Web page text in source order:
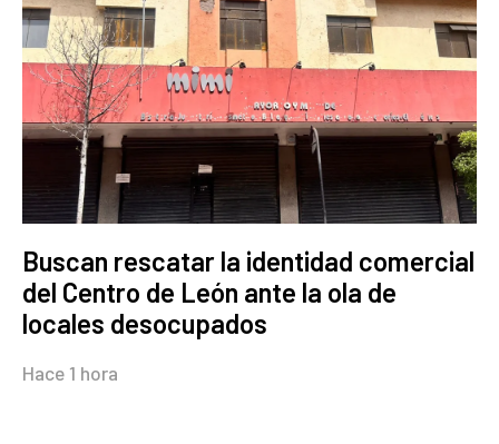
Buscan rescatar la identidad comercial
del Centro de León ante la ola de
locales desocupados
Hace 1 hora